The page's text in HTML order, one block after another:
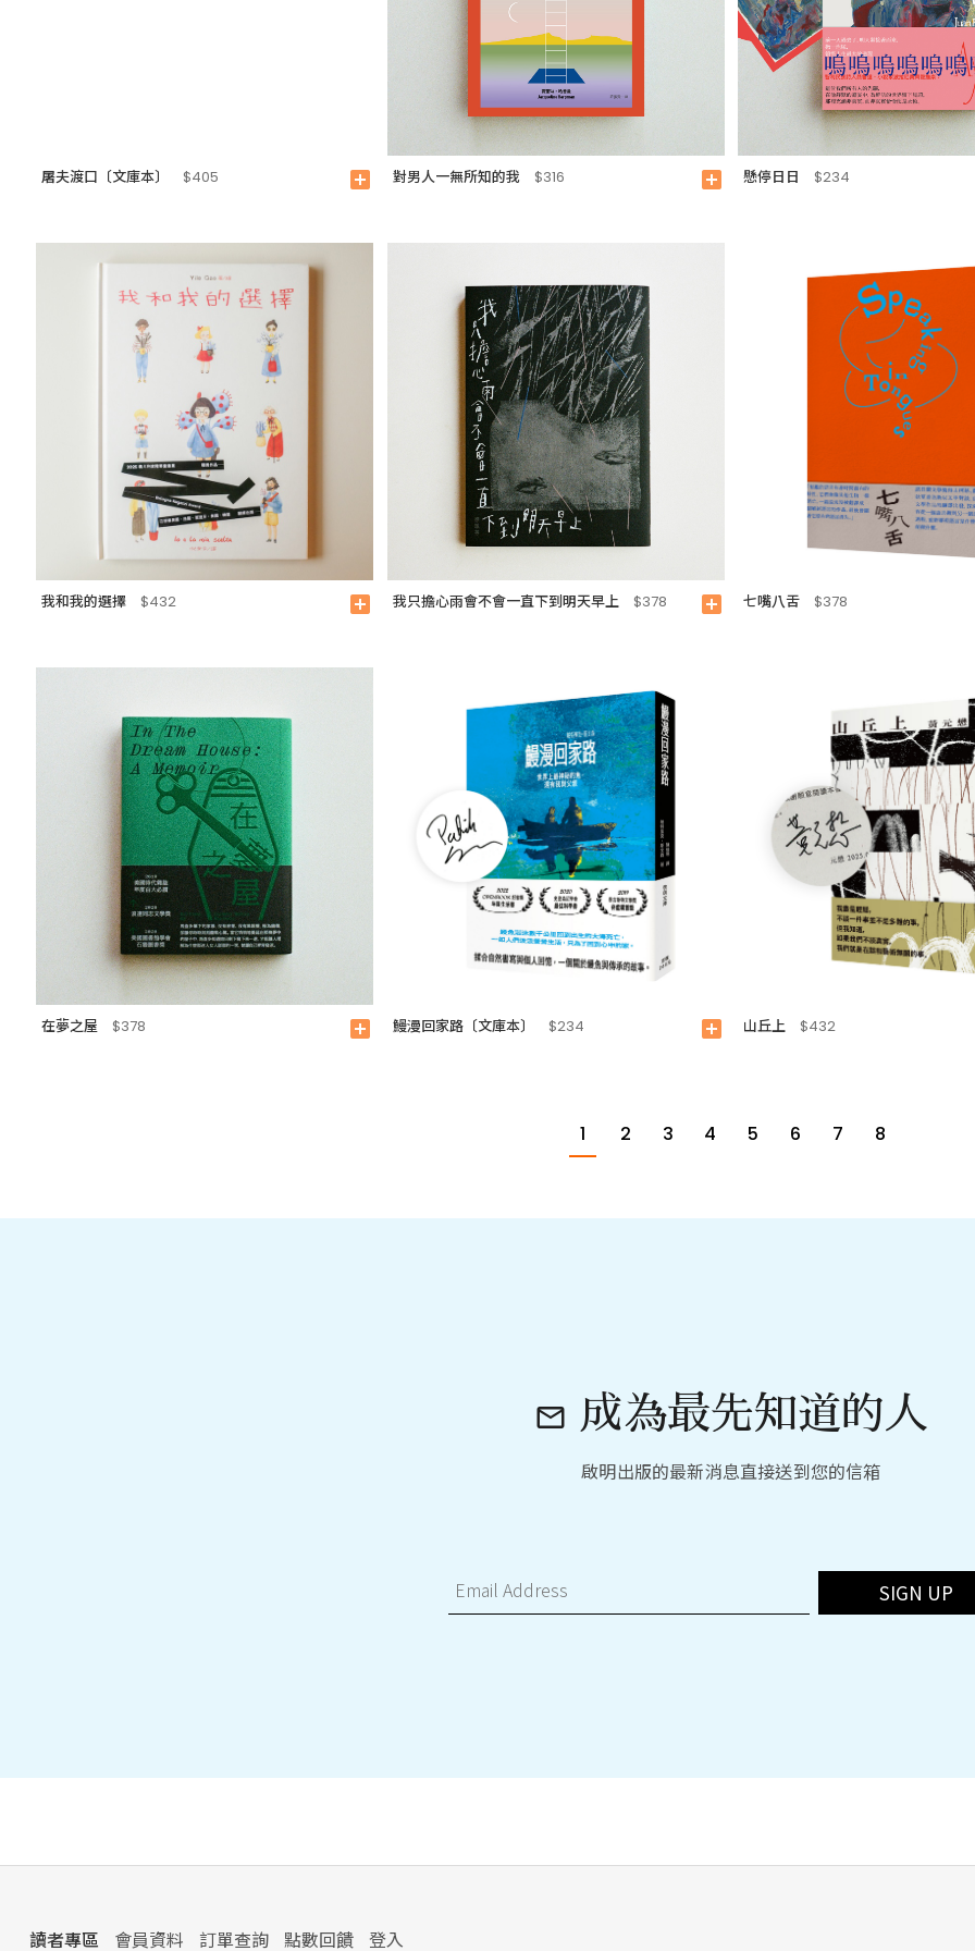
屠夫渡口〔文庫本〕 $405 add_box 對男人一無所知的我 $316 add_box 懸停日日 $234
我和我的選擇 $432 add_box 我只擔心雨會不會一直下到明天早上 $378 add_box 七嘴八舌 $378
在夢之屋 $378 add_box 鰻漫回家路〔文庫本〕 $234 add_box 山丘上 $432
1 2 3 4 5 6 7 8
 成為最先知道的人
啟明出版的最新消息直接送到您的信箱
SIGN UP
讀者專區 會員資料 訂單查詢 點數回饋 登入